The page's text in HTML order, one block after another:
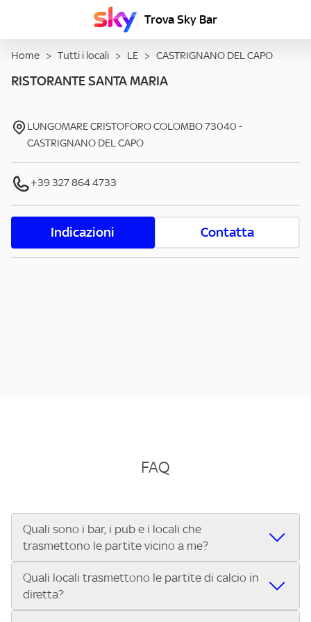
Trova Sky Bar
Home > Tutti i locali > LE > CASTRIGNANO DEL CAPO
RISTORANTE SANTA MARIA
LUNGOMARE CRISTOFORO COLOMBO73040 -
CASTRIGNANO DEL CAPO
+39 327 864 4733
Indicazioni Contatta
FAQ
Quali sono i bar, i pub e i locali che
trasmettono le partite vicino a me?
Se cerchi un bar, pub, ristorante o locale vicino a te per
vedere le partite di Serie A ENILIVE, la Serie C Sky Wifi, la
UEFA Champions League, la UEFA Europa League, la UEFA
Quali locali trasmettono le partite di calcio in
diretta?